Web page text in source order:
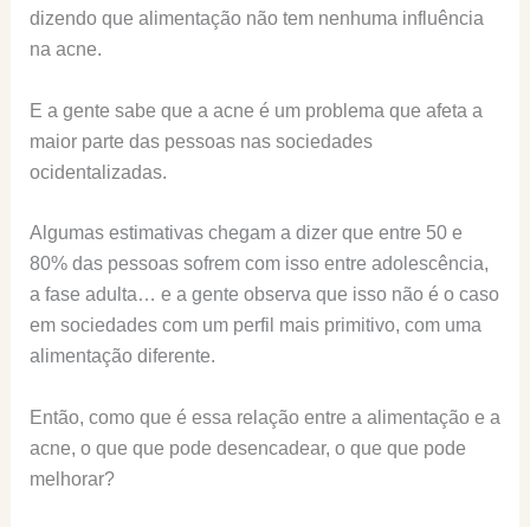
dizendo que alimentação não tem nenhuma influência
na acne.
E a gente sabe que a acne é um problema que afeta a
maior parte das pessoas nas sociedades
ocidentalizadas.
Algumas estimativas chegam a dizer que entre 50 e
80% das pessoas sofrem com isso entre adolescência,
a fase adulta… e a gente observa que isso não é o caso
em sociedades com um perfil mais primitivo, com uma
alimentação diferente.
Então, como que é essa relação entre a alimentação e a
acne, o que que pode desencadear, o que que pode
melhorar?